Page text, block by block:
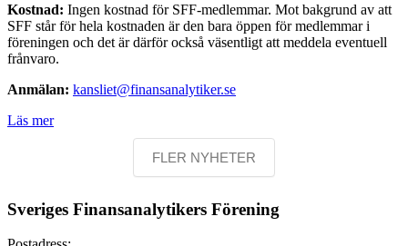
Kostnad: Ingen kostnad för SFF-medlemmar. Mot bakgrund av att
SFF står för hela kostnaden är den bara öppen för medlemmar i
föreningen och det är därför också väsentligt att meddela eventuell
frånvaro.
Anmälan: kansliet@finansanalytiker.se
Läs mer
FLER NYHETER
Sveriges Finansanalytikers Förening